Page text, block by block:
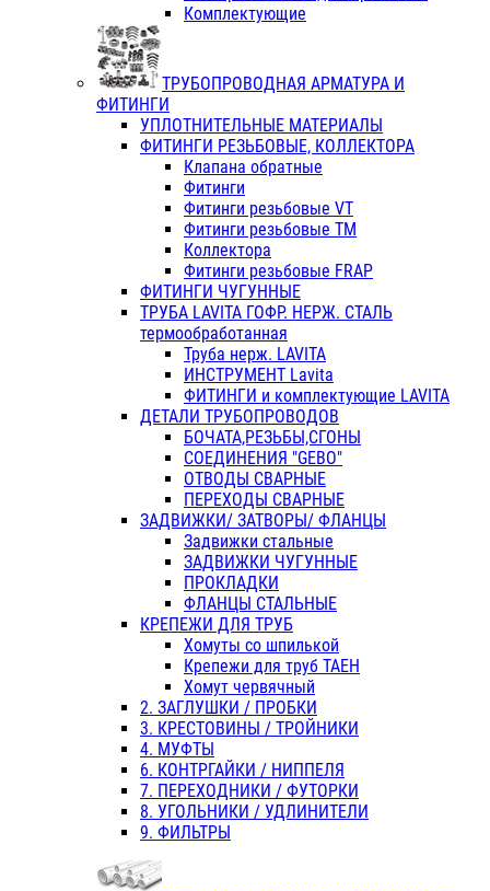
Комплектующие
ТРУБОПРОВОДНАЯ АРМАТУРА И
ФИТИНГИ
УПЛОТНИТЕЛЬНЫЕ МАТЕРИАЛЫ
ФИТИНГИ РЕЗЬБОВЫЕ, КОЛЛЕКТОРА
Клапана обратные
Фитинги
Фитинги резьбовые VT
Фитинги резьбовые ТМ
Коллектора
Фитинги резьбовые FRAP
ФИТИНГИ ЧУГУННЫЕ
ТРУБА LAVITA ГОФР. НЕРЖ. СТАЛЬ
термообработанная
Труба нерж. LAVITA
ИНСТРУМЕНТ Lavita
ФИТИНГИ и комплектующие LAVITA
ДЕТАЛИ ТРУБОПРОВОДОВ
БОЧАТА,РЕЗЬБЫ,СГОНЫ
СОЕДИНЕНИЯ "GEBO"
ОТВОДЫ СВАРНЫЕ
ПЕРЕХОДЫ СВАРНЫЕ
ЗАДВИЖКИ/ ЗАТВОРЫ/ ФЛАНЦЫ
Задвижки стальные
ЗАДВИЖКИ ЧУГУННЫЕ
ПРОКЛАДКИ
ФЛАНЦЫ СТАЛЬНЫЕ
КРЕПЕЖИ ДЛЯ ТРУБ
Хомуты со шпилькой
Крепежи для труб ТАЕН
Хомут червячный
2. ЗАГЛУШКИ / ПРОБКИ
3. КРЕСТОВИНЫ / ТРОЙНИКИ
4. МУФТЫ
6. КОНТРГАЙКИ / НИППЕЛЯ
7. ПЕРЕХОДНИКИ / ФУТОРКИ
8. УГОЛЬНИКИ / УДЛИНИТЕЛИ
9. ФИЛЬТРЫ